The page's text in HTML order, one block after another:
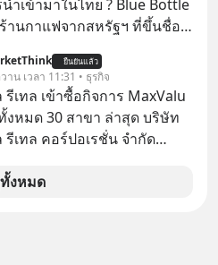
มายภาษีของประเทศไทย
ำเข้ามาในไทย ? Blue Bottle
านกาแฟจากสหรัฐฯ ที่ขึ้นชื่อ
ะเทศไทย ที่ Central Park
ยืนยันแล้ว
าน เวลา 11:31 • ธุรกิจ
รีเทล เข้าซื้อกิจการ MaxValu
งหมด 30 สาขา ล่าสุด บริษัท
รีเทล คอร์ปอเรชั่น จํากัด
กทรัพย์แห่งประเทศไทยว่า ได้
งหมด